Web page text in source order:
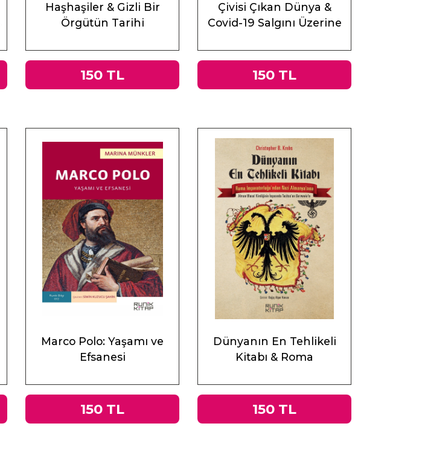
Haşhaşiler & Gizli Bir
Örgütün Tarihi
150 TL
Çivisi Çıkan Dünya &
Covid-19 Salgını Üzerine
150 TL
Marco Polo: Yaşamı ve
Efsanesi
150 TL
Dünyanın En Tehlikeli
Kitabı & Roma
Almanyası’na Tacitus’un
Germania’sı
150 TL